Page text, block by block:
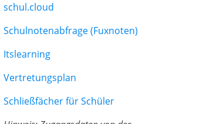
schul.cloud
Schulnotenabfrage (Fuxnoten)
Itslearning
Vertretungsplan
Schließfächer für Schüler